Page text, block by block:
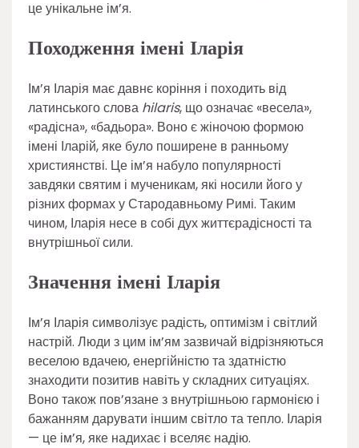
це унікальне ім’я.
Походження імені Іларія
Ім’я Іларія має давнє коріння і походить від
латинського слова hilaris, що означає «весела»,
«радісна», «бадьора». Воно є жіночою формою
імені Іларій, яке було поширене в ранньому
християнстві. Це ім’я набуло популярності
завдяки святим і мученикам, які носили його у
різних формах у Стародавньому Римі. Таким
чином, Іларія несе в собі дух життєрадісності та
внутрішньої сили.
Значення імені Іларія
Ім’я Іларія символізує радість, оптимізм і світлий
настрій. Люди з цим ім’ям зазвичай відрізняються
веселою вдачею, енергійністю та здатністю
знаходити позитив навіть у складних ситуаціях.
Воно також пов’язане з внутрішньою гармонією і
бажанням дарувати іншим світло та тепло. Іларія
— це ім’я, яке надихає і вселяє надію.